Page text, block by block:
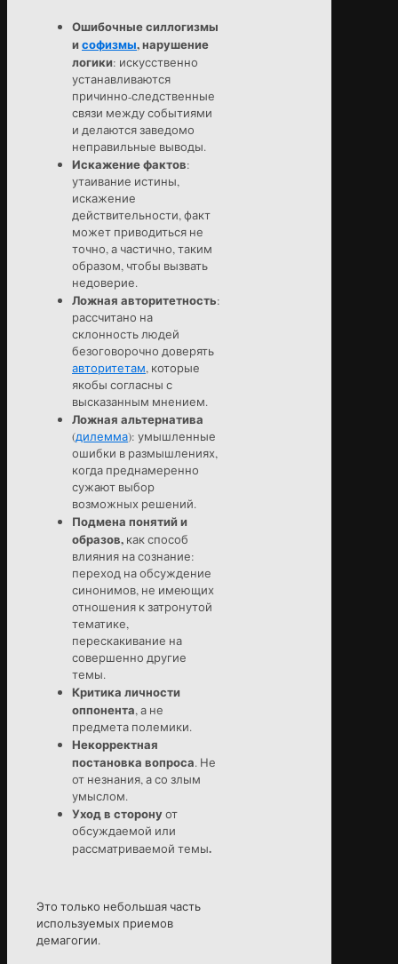
Ошибочные силлогизмы
исофизмы, нарушение
логики: искусственно
устанавливаются
причинно-следственные
связи между событиями
и делаются заведомо
неправильные выводы.
Искажение фактов:
утаивание истины,
искажение
действительности, факт
может приводиться не
точно, а частично, таким
образом, чтобы вызвать
недоверие.
Ложная авторитетность:
рассчитано на
склонность людей
безоговорочно доверять
авторитетам, которые
якобы согласны с
высказанным мнением.
Ложная альтернатива
(дилемма): умышленные
ошибки в размышлениях,
когда преднамеренно
сужают выбор
возможных решений.
Подмена понятий и
образов, как способ
влияния на сознание:
переход на обсуждение
синонимов, не имеющих
отношения к затронутой
тематике,
перескакивание на
совершенно другие
темы.
Критика личности
оппонента, а не
предмета полемики.
Некорректная
постановка вопроса. Не
от незнания, а со злым
умыслом.
Уход в сторонуот
обсуждаемой или
рассматриваемой темы.
Это только небольшая часть
используемых приемов
демагогии.